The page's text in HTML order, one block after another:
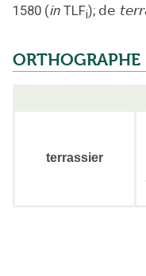
1580 (in TLFi); de
ORTHOGRAPHE
terrassier